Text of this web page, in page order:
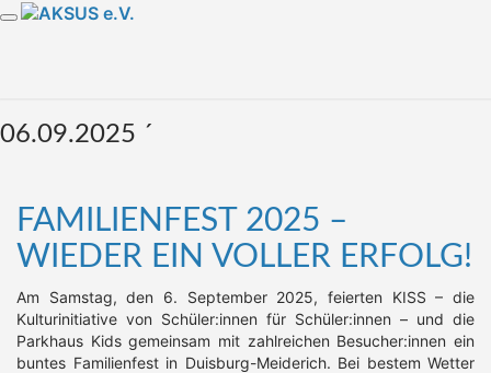
Skip
Toggle
06.09.2025 ´
Familienfest
2025
–
ein
voller
Erfolg!
FAMILIENFEST 2025 –
WIEDER EIN VOLLER ERFOLG!
Am Samstag, den 6. September 2025, feierten KISS – die
Kulturinitiative von Schüler:innen für Schüler:innen – und die
Parkhaus Kids gemeinsam mit zahlreichen Besucher:innen ein
buntes Familienfest in Duisburg-Meiderich. Bei bestem Wetter